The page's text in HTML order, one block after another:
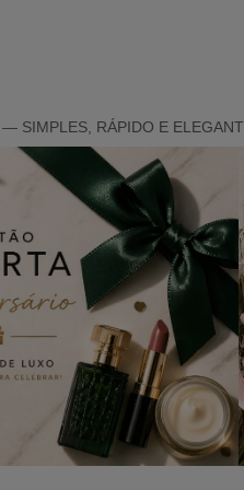
SIMPLES, RÁPIDO E